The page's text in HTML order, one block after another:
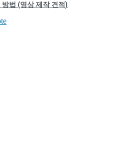
법 (영상 제작 견적)